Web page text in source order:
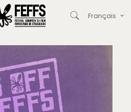
Français